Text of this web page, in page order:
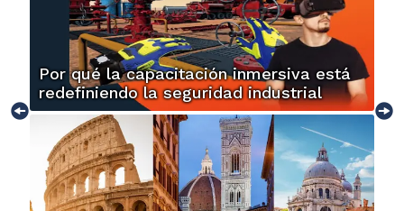
Por qué la capacitación inmersiva está
redefiniendo la seguridad industrial